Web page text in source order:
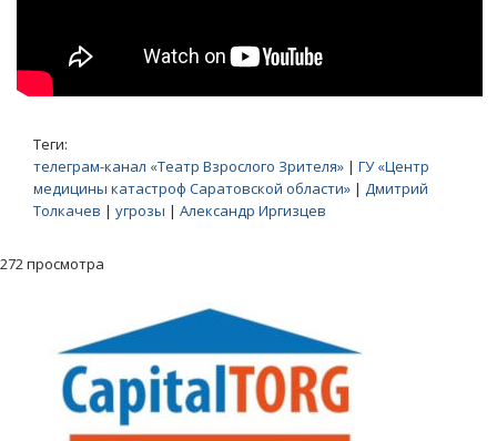
Теги:
телеграм-канал «Театр Взрослого Зрителя» | ГУ «Центр
медицины катастроф Саратовской области» | Дмитрий
Толкачев | угрозы | Александр Иргизцев
272 просмотра